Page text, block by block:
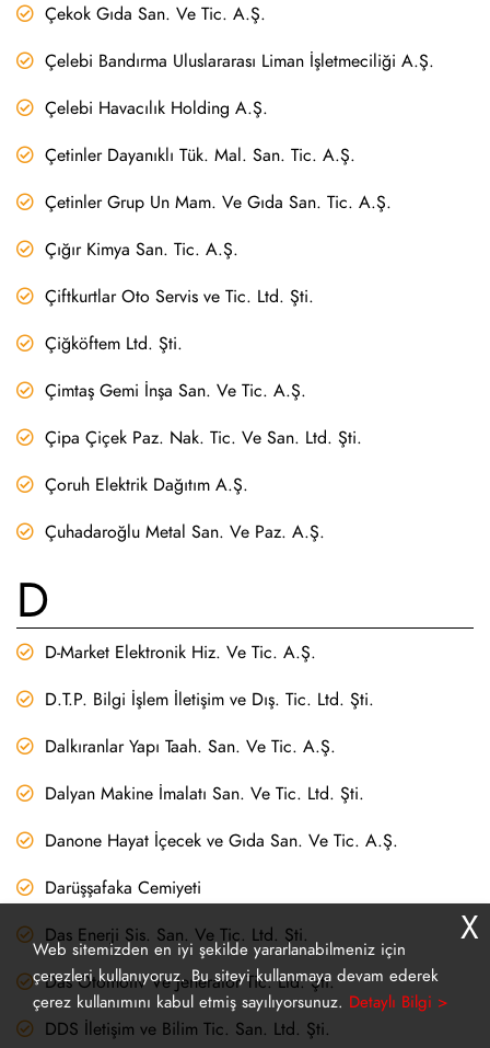
Çekok Gıda San. Ve Tic. A.Ş.
Çelebi Bandırma Uluslararası Liman İşletmeciliği A.Ş.
Çelebi Havacılık Holding A.Ş.
Çetinler Dayanıklı Tük. Mal. San. Tic. A.Ş.
Çetinler Grup Un Mam. Ve Gıda San. Tic. A.Ş.
Çığır Kimya San. Tic. A.Ş.
Çiftkurtlar Oto Servis ve Tic. Ltd. Şti.
Çiğköftem Ltd. Şti.
Çimtaş Gemi İnşa San. Ve Tic. A.Ş.
Çipa Çiçek Paz. Nak. Tic. Ve San. Ltd. Şti.
Çoruh Elektrik Dağıtım A.Ş.
Çuhadaroğlu Metal San. Ve Paz. A.Ş.
D
D-Market Elektronik Hiz. Ve Tic. A.Ş.
D.T.P. Bilgi İşlem İletişim ve Dış. Tic. Ltd. Şti.
Dalkıranlar Yapı Taah. San. Ve Tic. A.Ş.
Dalyan Makine İmalatı San. Ve Tic. Ltd. Şti.
Danone Hayat İçecek ve Gıda San. Ve Tic. A.Ş.
Darüşşafaka Cemiyeti
Das Enerji Sis. San. Ve Tic. Ltd. Şti.
Das Otomotiv Ve Jeneratör Tic. Ltd. Şti.
DDS İletişim ve Bilim Tic. San. Ltd. Şti.
Web sitemizden en iyi şekilde yararlanabilmeniz için
çerezleri kullanıyoruz. Bu siteyi kullanmaya devam ederek
çerez kullanımını kabul etmiş sayılıyorsunuz. Detaylı Bilgi >
X